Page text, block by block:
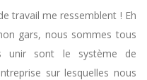
travail me ressemblent ! Eh
gars, nous sommes tous
unir sont le système de
sur lesquelles nous